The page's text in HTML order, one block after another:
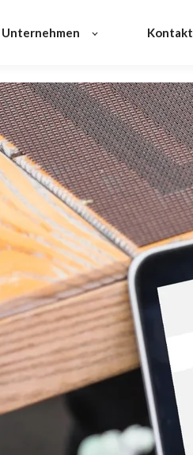
Unternehmen Kontakt